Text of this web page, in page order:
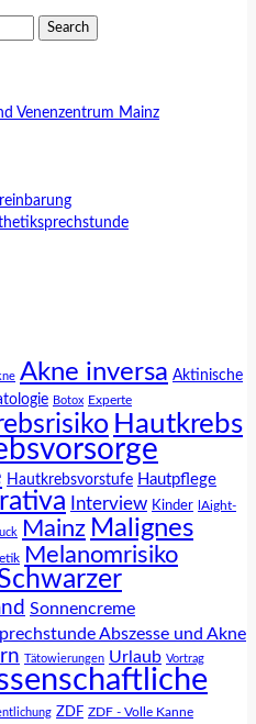
Venenzentrum Mainz
Akne inversa Aktinische
Botox Experte
Hautkrebs
Hautkrebsvorstufe Hautpflege
Interview Kinder lAight-
Mainz Malignes
Melanomrisiko
Sonnencreme
Abszesse und Akne
Tätowierungen Urlaub Vortrag
ZDF ZDF - Volle Kanne